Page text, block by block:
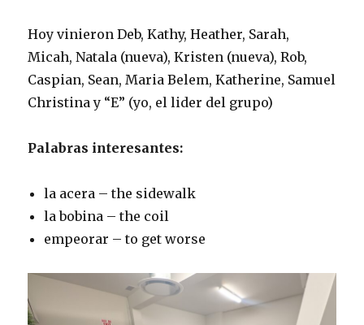
Hoy vinieron Deb, Kathy, Heather, Sarah,
Micah, Natala (nueva), Kristen (nueva), Rob,
Caspian, Sean, Maria Belem, Katherine, Samuel
Christina y “E” (yo, el lider del grupo)
Palabras interesantes:
la acera – the sidewalk
la bobina – the coil
empeorar – to get worse